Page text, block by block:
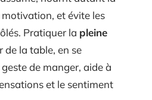
et évite les
Pratiquer la pleine
de la table, en se
de manger, aide à
et le sentiment